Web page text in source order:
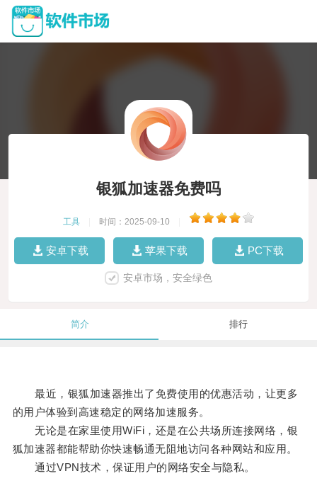
银狐加速器免费吗
工具 时间：2025-09-10
安卓下载 苹果下载 PC下载
安卓市场，安全绿色
简介 排行
最近，银狐加速器推出了免费使用的优惠活动，让更多
的用户体验到高速稳定的网络加速服务。
无论是在家里使用WiFi，还是在公共场所连接网络，银
狐加速器都能帮助你快速畅通无阻地访问各种网站和应用。
通过VPN技术，保证用户的网络安全与隐私。